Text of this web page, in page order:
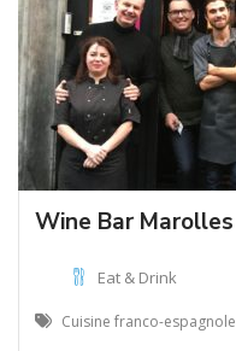
Wine Bar Marolles
Eat & Drink
Cuisine franco-espagnole